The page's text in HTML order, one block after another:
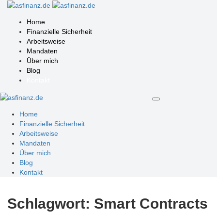
Home
Finanzielle Sicherheit
Arbeitsweise
Mandaten
Über mich
Blog
Home
Finanzielle Sicherheit
Arbeitsweise
Mandaten
Über mich
Blog
Kontakt
Schlagwort: Smart Contracts